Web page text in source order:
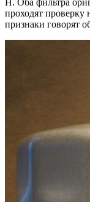
проходят проверку
признаки говорят